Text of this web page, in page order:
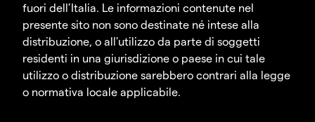
fuori dell’Italia. Le informazioni contenute nel
presente sito non sono destinate né intese alla
distribuzione, o all'utilizzo da parte di soggetti
residenti in una giurisdizione o paese in cui tale
utilizzo o distribuzione sarebbero contrari alla legge
o normativa locale applicabile.